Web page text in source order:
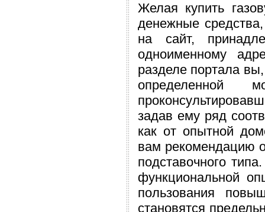
Желая купить
денежные
на сайт,
одноименному
разделе портала
определенной
задав ему ряд
как от опытной
вам рекомендацию
подставочного
функциональной
пользования
становятся